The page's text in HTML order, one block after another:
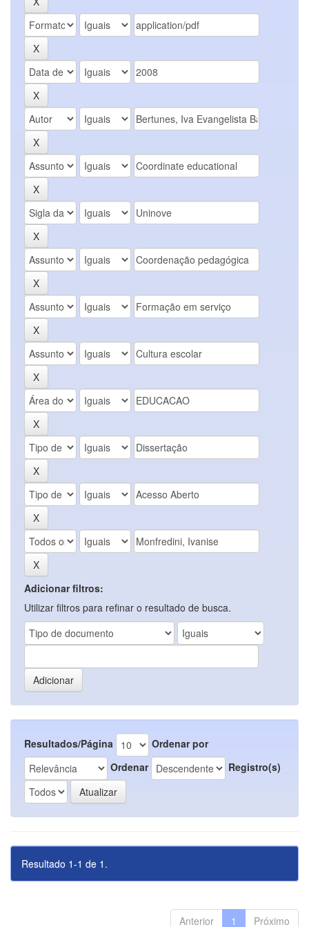
Adicionar filtros:
Utilizar filtros para refinar o resultado de busca.
Resultados/Página
Ordenar por
Ordenar
Registro(s)
Resultado 1-1 de 1.
Anterior 1 Próximo